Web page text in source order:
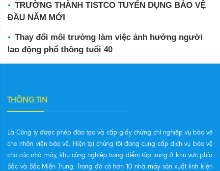
TRƯỜNG THÀNH TISTCO TUYỂN DỤNG BẢO VỆ
ĐẦU NĂM MỚI
Thay đổi môi trường làm việc ảnh hưởng người
lao động phổ thông tuổi 40
THÔNG TIN
Là Công ty được phép đào tạo và cấp giấy chứng chỉ nghiệp vụ bảo vệ
cho nhân viên bảo vệ. Hiện tại chúng tôi đang cung cấp dịch vụ bảo vệ
cho các nhà máy, khu công nghiệp trọng điểm tập trung ở khu vực phía
Bắc và Bắc Miền Trung. Trong đó có hơn 10 nhà máy sản xuất linh kiện